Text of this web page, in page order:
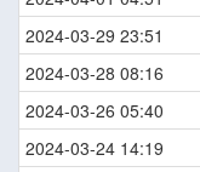
2024-03-29 23:51
2024-03-28 08:16
2024-03-26 05:40
2024-03-24 14:19